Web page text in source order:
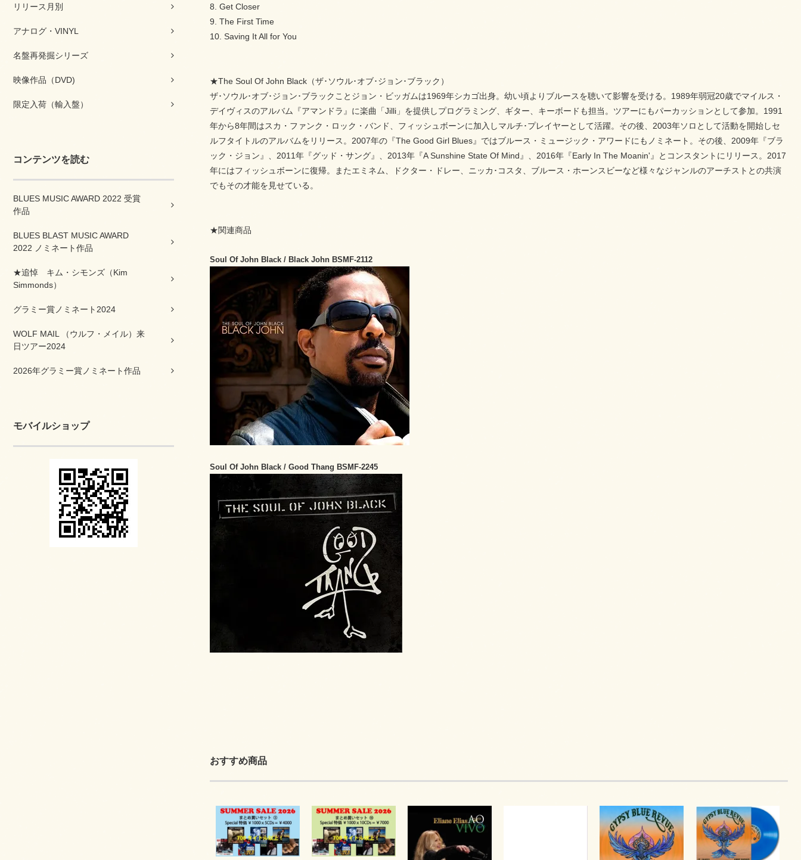
リリース月別
アナログ・VINYL
名盤再発掘シリーズ
映像作品（DVD)
限定入荷（輸入盤）
コンテンツを読む
BLUES MUSIC AWARD 2022 受賞
作品
BLUES BLAST MUSIC AWARD
2022 ノミネート作品
★追悼 キム・シモンズ（Kim
Simmonds）
グラミー賞ノミネート2024
WOLF MAIL （ウルフ・メイル）来
日ツアー2024
2026年グラミー賞ノミネート作品
モバイルショップ
8. Get Closer
9. The First Time
10. Saving It All for You
★The Soul Of John Black（ザ･ソウル･オブ･ジョン･ブラック）
ザ･ソウル･オブ･ジョン･ブラックことジョン・ビッガムは1969年シカゴ出身。幼い頃よりブルースを聴いて影響を受ける。1989年弱冠20歳でマイルス・
デイヴィスのアルバム『アマンドラ』に楽曲「Jilli」を提供しプログラミング、ギター、キーボードも担当。ツアーにもパーカッションとして参加。1991
年から8年間はスカ・ファンク・ロック・バンド、フィッシュボーンに加入しマルチ･プレイヤーとして活躍。その後、2003年ソロとして活動を開始しセ
ルフタイトルのアルバムをリリース。2007年の『The Good Girl Blues』ではブルース・ミュージック・アワードにもノミネート。その後、2009年『ブラ
ック・ジョン』、2011年『グッド・サング』、2013年『A Sunshine State Of Mind』、2016年『Early In The Moanin'』とコンスタントにリリース。2017
年にはフィッシュボーンに復帰。またエミネム、ドクター・ドレー、ニッカ･コスタ、ブルース・ホーンスビーなど様々なジャンルのアーチストとの共演
でもその才能を見せている。
★関連商品
Soul Of John Black / Black John BSMF-2112
Soul Of John Black / Good Thang BSMF-2245
おすすめ商品